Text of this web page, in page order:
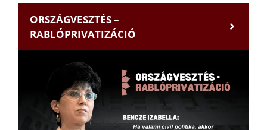
ORSZÁGVESZTÉS –
RABLÓPRIVATIZÁCIÓ